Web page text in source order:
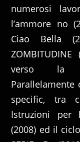
numerosi
l’ammore no
Ciao Bella
verso la
Parallelamente
specific, tra
Istruzioni per
(2008) ed il